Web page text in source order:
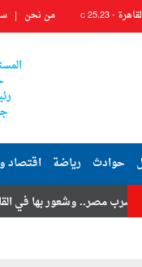
-
25.23
C من نحن
حوادث رياضة اقتصاد
في القاهرة وعدة